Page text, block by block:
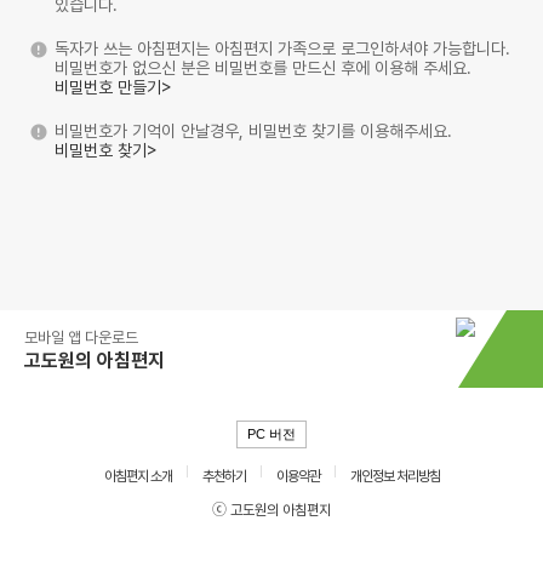
있습니다.
독자가 쓰는 아침편지는 아침편지 가족으로 로그인하셔야 가능합니다.
비밀번호가 없으신 분은 비밀번호를 만드신 후에 이용해 주세요.
비밀번호 만들기>
비밀번호가 기억이 안날경우, 비밀번호 찾기를 이용해주세요.
비밀번호 찾기>
모바일 앱 다운로드
고도원의 아침편지
PC 버전
아침편지 소개 추천하기 이용약관
개인정보 처리방침
ⓒ 고도원의 아침편지